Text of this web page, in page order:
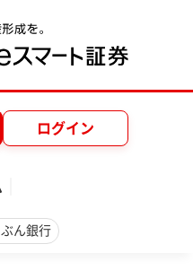
ログイン
ん銀行